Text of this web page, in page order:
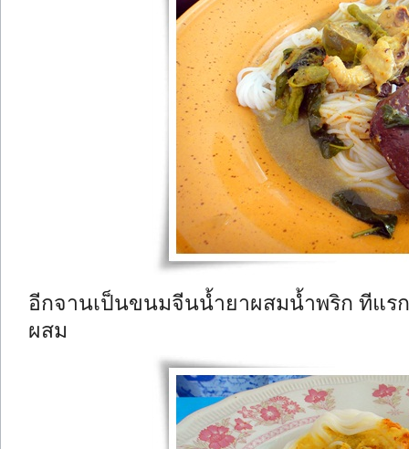
อีกจานเป็นขนมจีนน้ำยาผสมน้ำพริก ทีแร
ผสม